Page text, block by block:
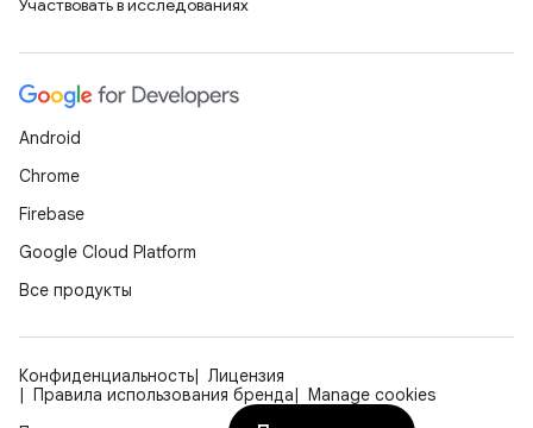
Участвовать в исследованиях
Android
Chrome
Firebase
Google Cloud Platform
Все продукты
Конфиденциальность
Лицензия
Правила использования бренда
Manage cookies